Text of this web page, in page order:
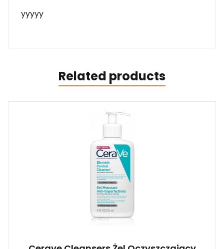
yyyyy
Related products